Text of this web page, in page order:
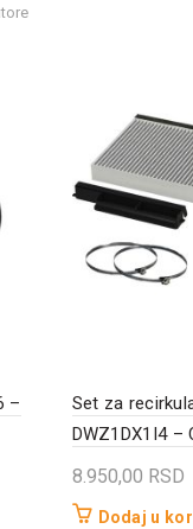
–
Set za
DWZ1DX1I4 –
8.950,00 RSD
Dodaj u